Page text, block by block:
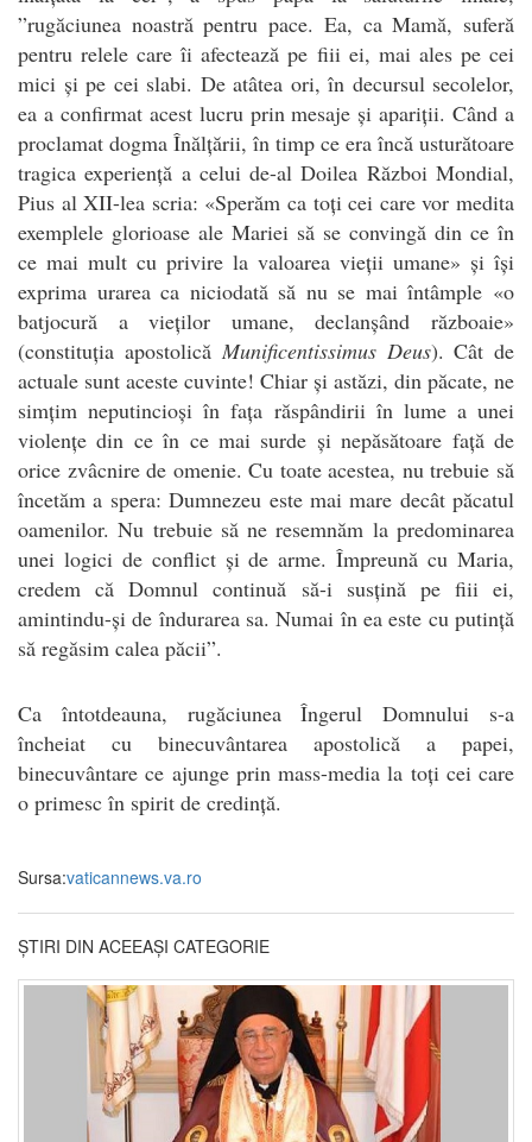
”rugăciunea noastră pentru pace. Ea, ca Mamă, suferă
pentru relele care îi afectează pe fiii ei, mai ales pe cei
mici și pe cei slabi. De atâtea ori, în decursul secolelor,
ea a confirmat acest lucru prin mesaje și apariții. Când a
proclamat dogma Înălțării, în timp ce era încă usturătoare
tragica experiență a celui de-al Doilea Război Mondial,
Pius al XII-lea scria: «Sperăm ca toți cei care vor medita
exemplele glorioase ale Mariei să se convingă din ce în
ce mai mult cu privire la valoarea vieții umane» și își
exprima urarea ca niciodată să nu se mai întâmple «o
batjocură a vieților umane, declanșând războaie»
(constituția apostolică Munificentissimus Deus). Cât de
actuale sunt aceste cuvinte! Chiar și astăzi, din păcate, ne
simțim neputincioși în fața răspândirii în lume a unei
violențe din ce în ce mai surde și nepăsătoare față de
orice zvâcnire de omenie. Cu toate acestea, nu trebuie să
încetăm a spera: Dumnezeu este mai mare decât păcatul
oamenilor. Nu trebuie să ne resemnăm la predominarea
unei logici de conflict și de arme. Împreună cu Maria,
credem că Domnul continuă să-i susțină pe fiii ei,
amintindu-și de îndurarea sa. Numai în ea este cu putință
să regăsim calea păcii”.
Ca întotdeauna, rugăciunea Îngerul Domnului s-a
încheiat cu binecuvântarea apostolică a papei,
binecuvântare ce ajunge prin mass-media la toți cei care
o primesc în spirit de credință.
Sursa:vaticannews.va.ro
ȘTIRI DIN ACEEAȘI CATEGORIE